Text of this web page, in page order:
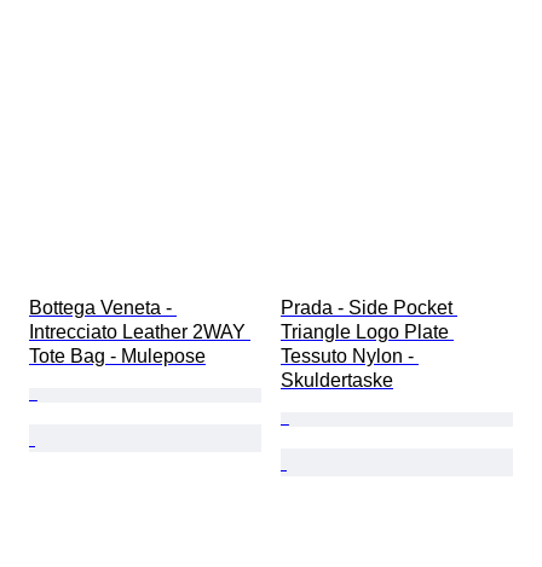
Bottega Veneta -
Intrecciato Leather 2WAY
Tote Bag - Mulepose
Prada - Side Pocket
Triangle Logo Plate
Tessuto Nylon -
Skuldertaske